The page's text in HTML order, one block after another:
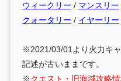
ウィークリー / マンスリー
クォータリー / イヤーリー
※2021/03/01より火力キ
記述が古いままです。
※クエスト・旧海域攻略